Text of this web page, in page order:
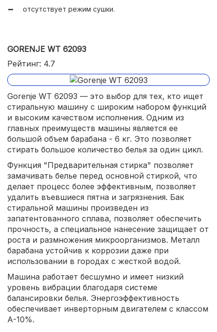
отсутствует режим сушки.
GORENJE WT 62093
Рейтинг: 4.7
Gorenje WT 62093 — это выбор для тех, кто ищет
стиральную машину с широким набором функций
и высоким качеством исполнения. Одним из
главных преимуществ машины является ее
большой объем барабана - 6 кг. Это позволяет
стирать большое количество белья за один цикл.
Функция "Предварительная стирка" позволяет
замачивать белье перед основной стиркой, что
делает процесс более эффективным, позволяет
удалить въевшиеся пятна и загрязнения. Бак
стиральной машины произведен из
запатентованного сплава, позволяет обеспечить
прочность, а специальное нанесение защищает от
роста и размножения микроорганизмов. Металл
барабана устойчив к коррозии даже при
использовании в городах с жесткой водой.
Машина работает бесшумно и имеет низкий
уровень вибрации благодаря системе
балансировки белья. Энергоэффективность
обеспечивает инверторным двигателем с классом
А-10%.